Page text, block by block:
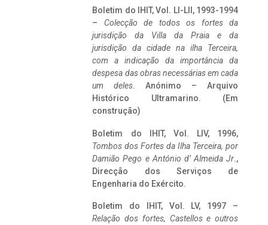
Boletim do IHIT, Vol. LI-LII, 1993-1994
– Colecção de todos os fortes da
jurisdição da Villa da Praia e da
jurisdição da cidade na ilha Terceira,
com a indicação da importância da
despesa das obras necessárias em cada
um deles. Anónimo – Arquivo
Histórico Ultramarino. (Em
construção)
Boletim do IHIT, Vol. LIV, 1996,
Tombos dos Fortes da Ilha Terceira, por
Damião Pego e António d’ Almeida Jr.,
Direcção dos Serviços de
Engenharia do Exército.
Boletim do IHIT, Vol. LV, 1997 –
Relação dos fortes, Castellos e outros